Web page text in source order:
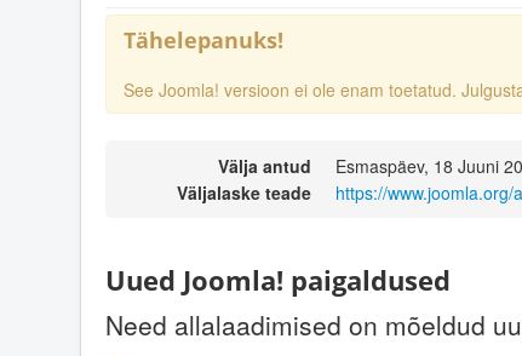
Tähelepanuks!
See Joomla! versioon ei ole enam toetatud.
Välja antud
Esmaspäev, 18 Juuni
Väljalaske teade
https://
Uued Joomla! paigaldused
Need allalaadimised on mõeldud